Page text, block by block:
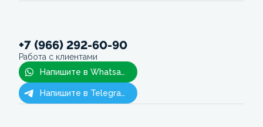
+7 (966) 292-60-90
Работа с клиентами
Напишите в Whatsapp
Напишите в Telegram